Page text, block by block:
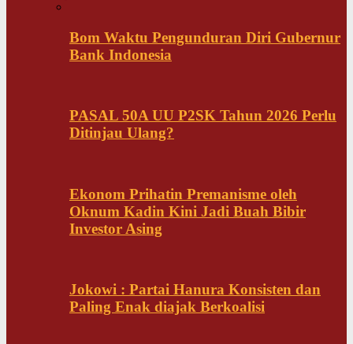
Bom Waktu Pengunduran Diri Gubernur
Bank Indonesia
PASAL 50A UU P2SK Tahun 2026 Perlu
Ditinjau Ulang?
Ekonom Prihatin Premanisme oleh
Oknum Kadin Kini Jadi Buah Bibir
Investor Asing
Jokowi : Partai Hanura Konsisten dan
Paling Enak diajak Berkoalisi